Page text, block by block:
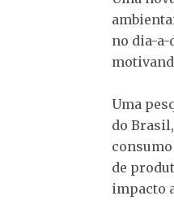
no dia-a-
Uma
do
de
impacto